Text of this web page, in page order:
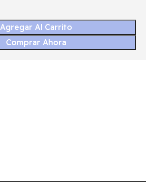
Agregar Al Carrito
Comprar Ahora